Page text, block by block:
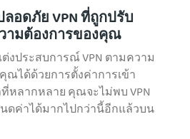
อดภัย VPN ที่ถูกปรับ
ามต้องการของคุณ
งประสบการณ์ VPN ตามความ
ณได้ด้วยการตั้งค่าการเข้า
หลากหลาย คุณจะไม่พบ VPN
ดค่าได้มากไปกว่านี้อีกแล้วบน